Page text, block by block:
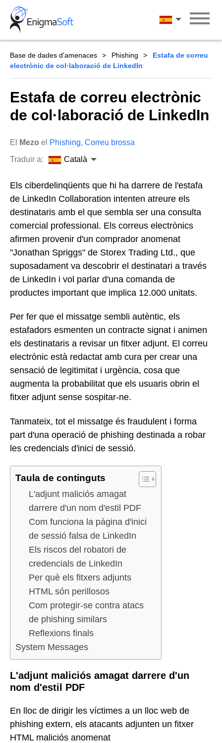
Skip
content
Català
Base de dades d'amenaces Phishing
Estafa de correu
electrònic de col·laboració de LinkedIn
Estafa de correu electrònic
de col·laboració de LinkedIn
El Mezo el Phishing, Correu brossa
Traduir a:
Català
Els ciberdelinqüents que hi ha darrere de l'estafa
de LinkedIn Collaboration intenten atreure els
destinataris amb el que sembla ser una consulta
comercial professional. Els correus electrònics
afirmen provenir d'un comprador anomenat
"Jonathan Spriggs" de Storex Trading Ltd., que
suposadament va descobrir el destinatari a través
de LinkedIn i vol parlar d'una comanda de
productes important que implica 12.000 unitats.
Per fer que el missatge sembli autèntic, els
estafadors esmenten un contracte signat i animen
els destinataris a revisar un fitxer adjunt. El correu
electrònic està redactat amb cura per crear una
sensació de legitimitat i urgència, cosa que
augmenta la probabilitat que els usuaris obrin el
fitxer adjunt sense sospitar-ne.
Tanmateix, tot el missatge és fraudulent i forma
part d'una operació de phishing destinada a robar
les credencials d'inici de sessió.
Taula de continguts
L'adjunt maliciós amagat
darrere d'un nom d'estil PDF
Com funciona la pàgina d'inici
de sessió falsa de LinkedIn
Els riscos del robatori de
credencials de LinkedIn
Per què els fitxers adjunts
HTML són perillosos
Com protegir-se contra atacs
de phishing similars
Reflexions finals
System Messages
L'adjunt maliciós amagat darrere d'un
nom d'estil PDF
En lloc de dirigir les víctimes a un lloc web de
phishing extern, els atacants adjunten un fitxer
HTML maliciós anomenat